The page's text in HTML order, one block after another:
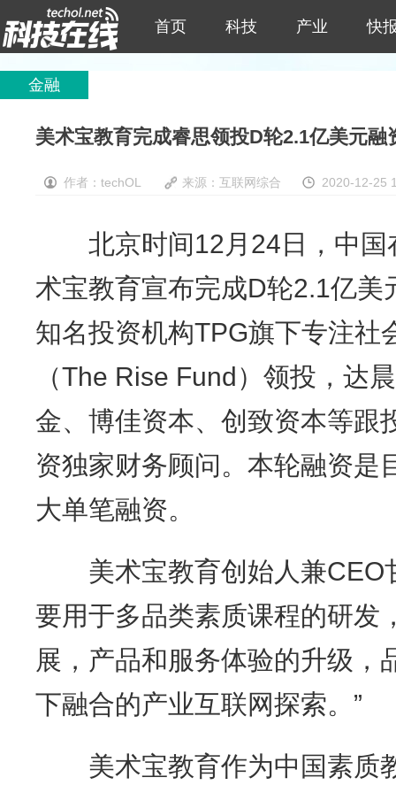
首页 科技 产业 快
金融
美术宝教育完成睿思领投D轮2.1亿美元
作者：techOL 来源：互联网综合 2020-12-25
北京时间12月24日，中国
术宝教育宣布完成D轮2.1亿美
知名投资机构TPG旗下专注社
（The Rise Fund）领投，达
金、博佳资本、创致资本等跟
资独家财务顾问。本轮融资是
大单笔融资。
美术宝教育创始人兼CEO
要用于多品类素质课程的研发
展，产品和服务体验的升级，
下融合的产业互联网探索。”
美术宝教育作为中国素质